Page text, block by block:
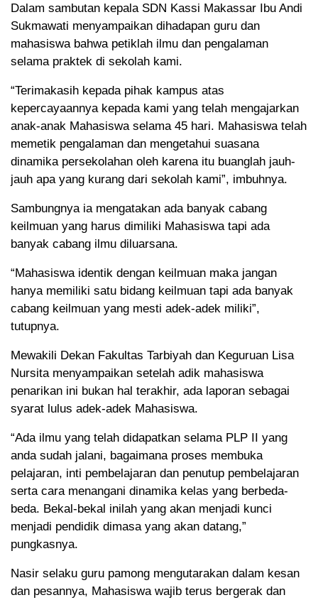
Dalam sambutan kepala SDN Kassi Makassar Ibu Andi
Sukmawati menyampaikan dihadapan guru dan
mahasiswa bahwa petiklah ilmu dan pengalaman
selama praktek di sekolah kami.
“Terimakasih kepada pihak kampus atas
kepercayaannya kepada kami yang telah mengajarkan
anak-anak Mahasiswa selama 45 hari. Mahasiswa telah
memetik pengalaman dan mengetahui suasana
dinamika persekolahan oleh karena itu buanglah jauh-
jauh apa yang kurang dari sekolah kami”, imbuhnya.
Sambungnya ia mengatakan ada banyak cabang
keilmuan yang harus dimiliki Mahasiswa tapi ada
banyak cabang ilmu diluarsana.
“Mahasiswa identik dengan keilmuan maka jangan
hanya memiliki satu bidang keilmuan tapi ada banyak
cabang keilmuan yang mesti adek-adek miliki”,
tutupnya.
Mewakili Dekan Fakultas Tarbiyah dan Keguruan Lisa
Nursita menyampaikan setelah adik mahasiswa
penarikan ini bukan hal terakhir, ada laporan sebagai
syarat lulus adek-adek Mahasiswa.
“Ada ilmu yang telah didapatkan selama PLP II yang
anda sudah jalani, bagaimana proses membuka
pelajaran, inti pembelajaran dan penutup pembelajaran
serta cara menangani dinamika kelas yang berbeda-
beda. Bekal-bekal inilah yang akan menjadi kunci
menjadi pendidik dimasa yang akan datang,”
pungkasnya.
Nasir selaku guru pamong mengutarakan dalam kesan
dan pesannya, Mahasiswa wajib terus bergerak dan